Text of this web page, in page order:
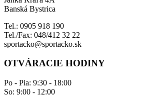
Banská Bystrica
Tel.: 0905 918 190
Tel./Fax: 048/412 32 22
sportacko@sportacko.sk
OTVÁRACIE HODINY
Po - Pia: 9:30 - 18:00
So: 9:00 - 12:00